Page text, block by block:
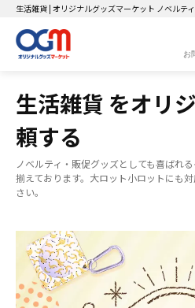
生活雑貨 | オリジナルグッズマーケット ノベルテ
お
生活雑貨 をオリ
頼する
ノベルティ・販促グッズとしても喜ばれ
揃えております。大ロット小ロットにも
さい。